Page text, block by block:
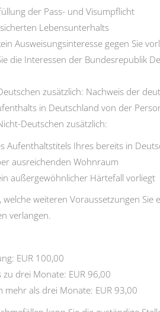
der Pass- und Visumpflicht
Lebensunterhalts
Ausweisungsinteresse gegen Sie
die Interessen der Bundesrepublik
zusätzlich: Nachweis der
in Deutschland von der
Deutschen zusätzlich:
Aufenthaltstitels Ihres bereits in
ausreichenden Wohnraum
außergewöhnlicher Härtefall vorliegt
welche weiteren Voraussetzungen Sie
verlangen.
EUR 100,00
drei Monate: EUR 96,00
mehr als drei Monate: EUR 93,00